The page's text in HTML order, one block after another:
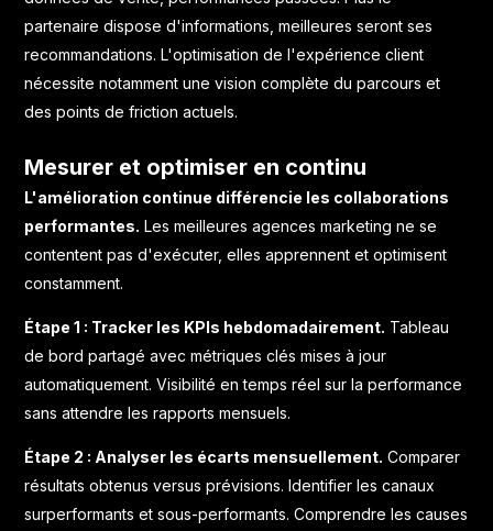
partenaire dispose d'informations, meilleures seront ses
recommandations. L'optimisation de l'expérience client
nécessite notamment une vision complète du parcours et
des points de friction actuels.
Mesurer et optimiser en continu
L'amélioration continue différencie les collaborations
performantes. Les meilleures agences marketing ne se
contentent pas d'exécuter, elles apprennent et optimisent
constamment.
Étape 1 : Tracker les KPIs hebdomadairement. Tableau
de bord partagé avec métriques clés mises à jour
automatiquement. Visibilité en temps réel sur la performance
sans attendre les rapports mensuels.
Étape 2 : Analyser les écarts mensuellement. Comparer
résultats obtenus versus prévisions. Identifier les canaux
surperformants et sous-performants. Comprendre les causes